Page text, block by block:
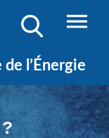
l’Énergie